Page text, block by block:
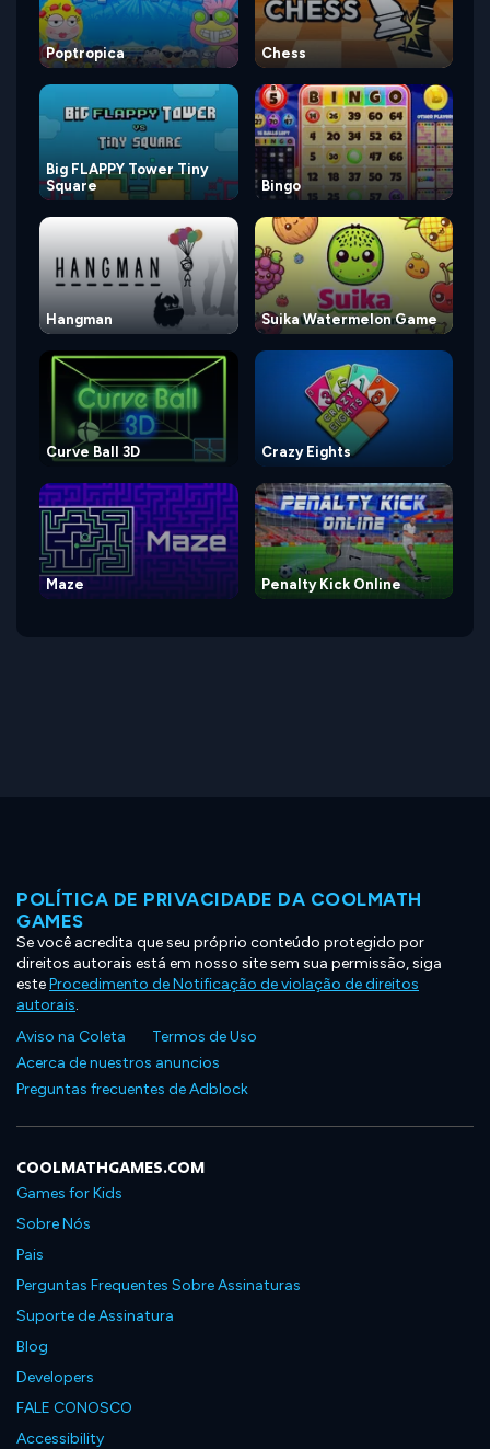
Poptropica Chess
Big FLAPPY Tower Tiny
Square
Bingo
Hangman Suika Watermelon Game
Curve Ball 3D Crazy Eights
Maze Penalty Kick Online
POLÍTICA DE PRIVACIDADE DA COOLMATH
GAMES
Se você acredita que seu próprio conteúdo protegido por
direitos autorais está em nosso site sem sua permissão, siga
esteProcedimento de Notificação de violação de direitos
autorais.
Aviso na Coleta
Termos de Uso
Acerca de nuestros anuncios
Preguntas frecuentes de Adblock
COOLMATHGAMES.COM
Games for Kids
Sobre Nós
Pais
Perguntas Frequentes Sobre Assinaturas
Suporte de Assinatura
Blog
Developers
FALE CONOSCO
Accessibility